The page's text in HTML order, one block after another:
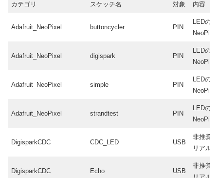
カテゴリ スケッチ名 対象 内容
Adafruit_NeoPixel buttoncycler PIN
LEDの
Adafruit_NeoPixel digispark PIN
LEDの
Adafruit_NeoPixel simple PIN
LEDの
Adafruit_NeoPixel strandtest PIN
LEDの
DigisparkCDC CDC_LED USB
非推奨
リアル
DigisparkCDC Echo USB
非推奨